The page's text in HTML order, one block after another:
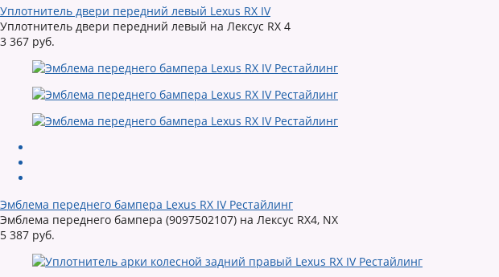
Уплотнитель двери передний левый Lexus RX IV
Уплотнитель двери передний левый на Лексус RX 4
3 367 руб.
Эмблема переднего бампера Lexus RX IV Рестайлинг
Эмблема переднего бампера (9097502107) на Лексус RX4, NX
5 387 руб.